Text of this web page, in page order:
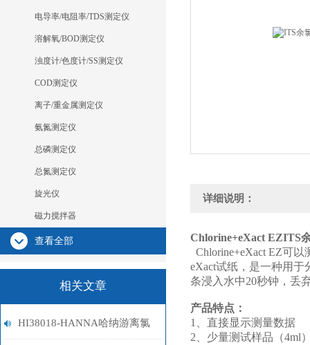
电导率/电阻率/TDS测定仪
溶解氧/BOD测定仪
浊度计/色度计/SS测定仪
COD测定仪
离子/重金属测定仪
氨氮测定仪
总磷测定仪
总氮测定仪
旋光仪
磁力搅拌器
查看全部
相关文章
HI38018-HANNA哈纳游离氯
详细说明：
Chlorine+eXact EZITS
Chlorine+eXact EZ可以
eXact试纸，是一种用
条浸入水中20秒钟，丢
产品特点：
1
、直接显示测量数据
2 、少量测试样品（4ml